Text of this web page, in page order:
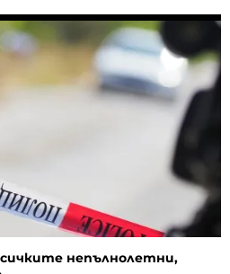
непълнолетни,